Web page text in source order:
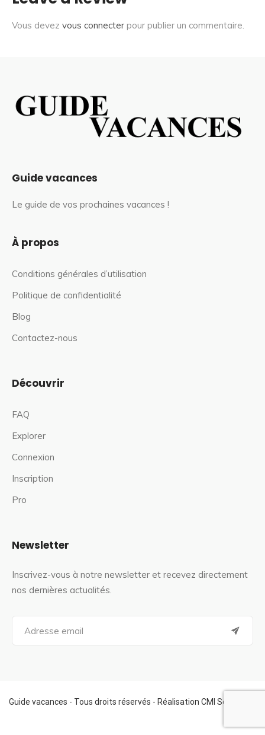
Vous devez vous connecter pour publier un commentaire.
Guide vacances
Le guide de vos prochaines vacances !
À propos
Conditions générales d’utilisation
Politique de confidentialité
Blog
Contactez-nous
Découvrir
FAQ
Explorer
Connexion
Inscription
Pro
Newsletter
Inscrivez-vous à notre newsletter et recevez directement
nos dernières actualités.
a
f
o
Guide vacances - Tous droits réservés - Réalisation CMI Services